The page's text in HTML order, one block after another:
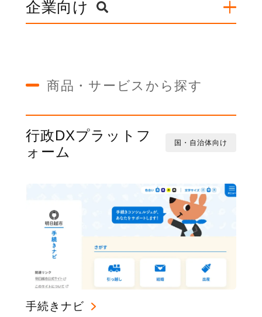
企業向け
商品・サービスから探す
国・自治体向け
行政DXプラットフ
ォーム
手続きナビ